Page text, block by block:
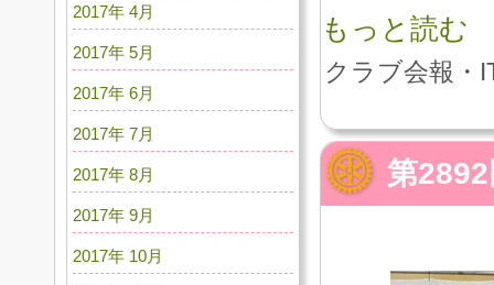
もっと読む
クラブ会報・
第
2017年 4月
2017年 5月
2017年 6月
2017年 7月
2017年 8月
2017年 9月
2017年 10月